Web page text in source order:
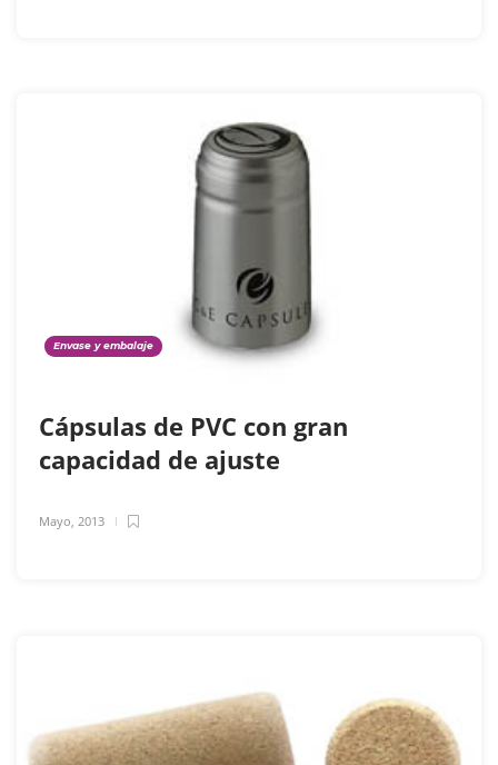
Envase y embalaje
Cápsulas de PVC con gran
capacidad de ajuste
Mayo, 2013